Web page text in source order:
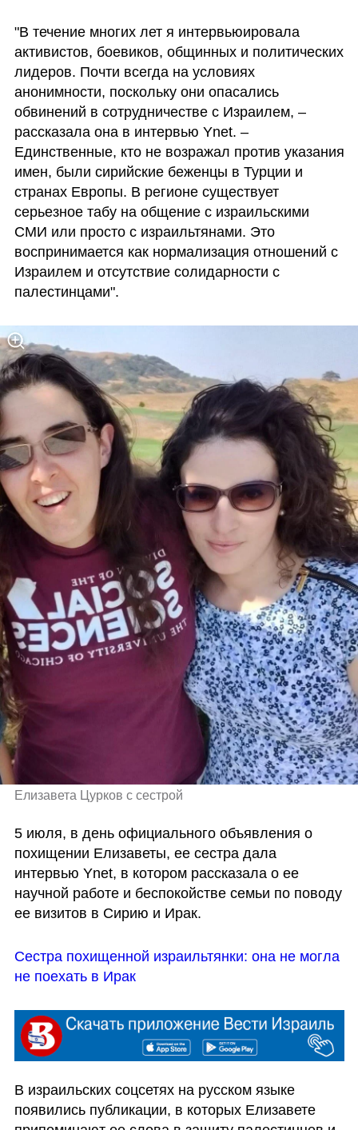
"В течение многих лет я интервьюировала
активистов, боевиков, общинных и политических
лидеров. Почти всегда на условиях
анонимности, поскольку они опасались
обвинений в сотрудничестве с Израилем, –
рассказала она в интервью Ynet. –
Единственные, кто не возражал против указания
имен, были сирийские беженцы в Турции и
странах Европы. В регионе существует
серьезное табу на общение с израильскими
СМИ или просто с израильтянами. Это
воспринимается как нормализация отношений с
Израилем и отсутствие солидарности с
палестинцами".
Елизавета Цурков с сестрой
5 июля, в день официального объявления о
похищении Елизаветы, ее сестра дала
интервью Ynet, в котором рассказала о ее
научной работе и беспокойстве семьи по поводу
ее визитов в Сирию и Ирак.
Сестра похищенной израильтянки: она не могла
не поехать в Ирак
В израильских соцсетях на русском языке
появились публикации, в которых Елизавете